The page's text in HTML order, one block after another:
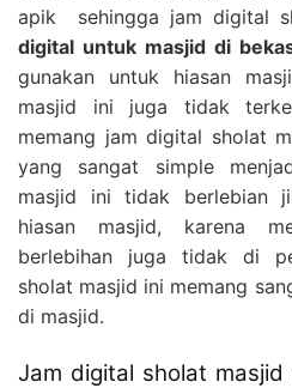
apik sehingga jam digital
digital untuk masjid di
gunakan untuk hiasan
masjid ini juga tidak
memang jam digital sholat
yang sangat simple
masjid ini tidak berlebian
hiasan masjid, karena
berlebihan juga tidak di
sholat masjid ini memang
di masjid.
Jam digital sholat